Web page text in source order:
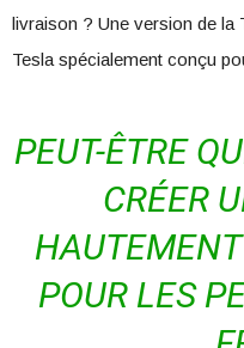
livraison ? Une version de la
Tesla spécialement conçu
PEUT-ÊTRE
CRÉER
POUR LES